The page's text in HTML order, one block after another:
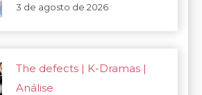
3 de agosto de 2026
The defects | K-Dramas |
Análise